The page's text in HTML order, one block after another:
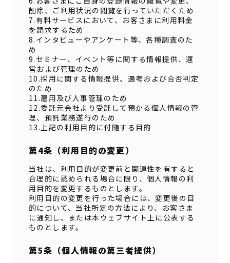
削除、ご利用状況の閲覧を行っていただくため
7.有料サービスにおいて、お客さまに利用料金
を請求するため
8.インタビューやアンケート等、各種調査のた
め
9.セミナー、イベント等に関する情報提供、運
営および管理のため
10.採用に関する情報提供、選考および合否判定
のため
11.雇用及び人事管理のため
12.委託元会社より受託して預かる個人情報の管
理、預託業務遂行のため
13.上記の利用目的に付随する目的
第4条（利用目的の変更）
当社は、利用目的が変更前と関連性を有すると
合理的に認められる場合に限り、個人情報の利
用目的を変更するものとします。
利用目的の変更を行った場合には、変更後の目
的について、当社所定の方法により、お客さま
に通知し、または本ウェブサイト上に公表する
ものとします。
第5条（個人情報の第三者提供）